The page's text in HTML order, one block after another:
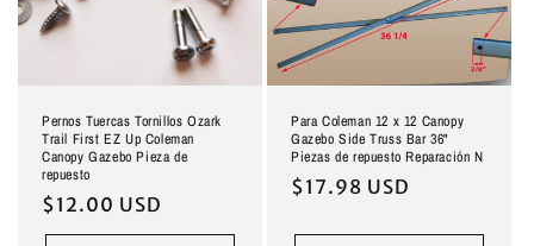
Pernos Tuercas Tornillos Ozark
Trail First EZ Up Coleman
Canopy Gazebo Pieza de
repuesto
Precio
habitual
$12.00 USD
Para Coleman 12 x 12 Canopy
Gazebo Side Truss Bar 36"
Piezas de repuesto Reparación N
Precio
$17.98 USD